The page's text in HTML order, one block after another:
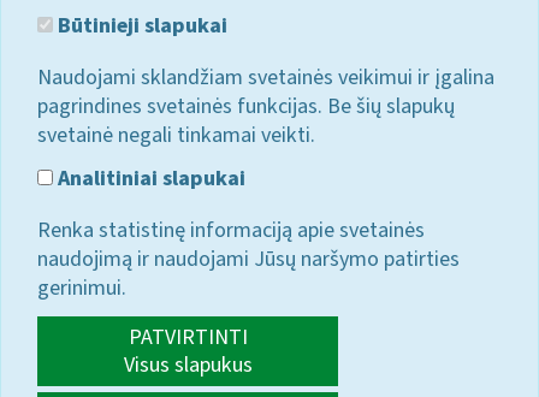
Būtinieji slapukai
Naudojami sklandžiam svetainės veikimui ir įgalina
pagrindines svetainės funkcijas. Be šių slapukų
svetainė negali tinkamai veikti.
Analitiniai slapukai
Renka statistinę informaciją apie svetainės
naudojimą ir naudojami Jūsų naršymo patirties
gerinimui.
PATVIRTINTI
Visus slapukus